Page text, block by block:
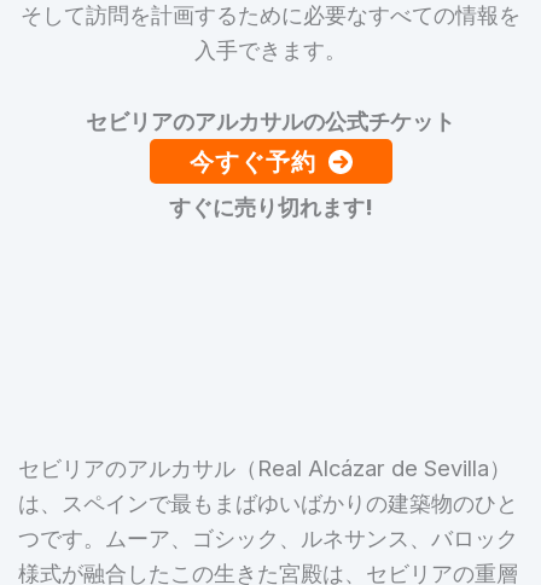
そして訪問を計画するために必要なすべての情報を
入手できます。
セビリアのアルカサルの公式チケット
今すぐ予約
すぐに売り切れます!
セビリアのアルカサル（Real Alcázar de Sevilla）
は、スペインで最もまばゆいばかりの建築物のひと
つです。ムーア、ゴシック、ルネサンス、バロック
様式が融合したこの生きた宮殿は、セビリアの重層